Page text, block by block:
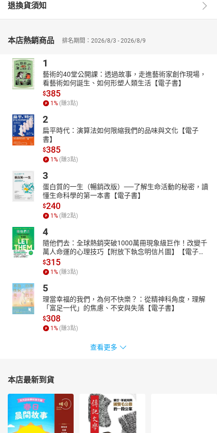
退換貨須知
本店熱銷商品 排名期間：2026/8/3 - 2026/8/9
1
藝術的40堂公開課：透過故事，走進藝術家創作現場，
看藝術如何誕生、如何形塑人類生活【電子書】
$385
1% (賺3點)
2
扁平時代：演算法如何限縮我們的品味與文化【電子
書】
$385
1% (賺3點)
3
蛋白質的一生（暢銷改版）──了解生命活動的秘密，讀
懂生命科學的第一本書【電子書】
$240
1% (賺2點)
4
隨他們去：全球熱銷突破1000萬冊現象級巨作！改變千
萬人命運的心理技巧【附放下執念明信片圖】【電子
書】
$315
1% (賺3點)
5
理當幸福的我們，為何不快樂？：從精神科角度，理解
「富足一代」的焦慮、不安與失落【電子書】
$308
1% (賺3點)
查看更多
本店最新到貨